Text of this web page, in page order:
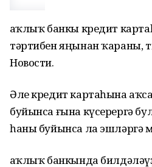
Һаҡлыҡ банкы кредит
тәртибен яңынан ҡараны,
Новости.
Әле кредит картаһына
буйынса ғына күсерергә
һаны буйынса ла эшләргә
Һаҡлыҡ банкында